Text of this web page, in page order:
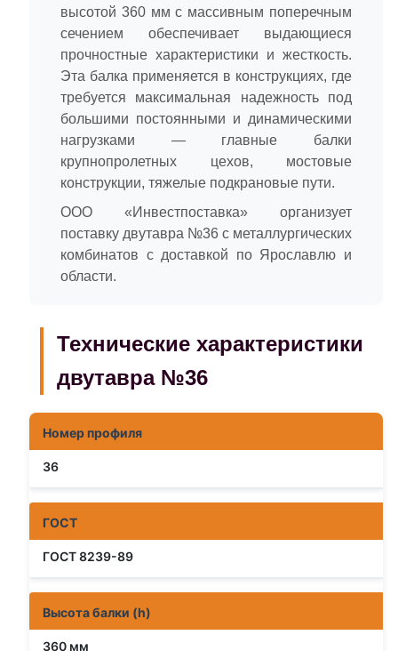
высотой 360 мм с массивным поперечным
сечением обеспечивает выдающиеся
прочностные характеристики и жесткость.
Эта балка применяется в конструкциях, где
требуется максимальная надежность под
большими постоянными и динамическими
нагрузками — главные балки
крупнопролетных цехов, мостовые
конструкции, тяжелые подкрановые пути.
ООО «Инвестпоставка» организует
поставку двутавра №36 с металлургических
комбинатов с доставкой по Ярославлю и
области.
Технические характеристики
двутавра №36
Номер профиля
36
ГОСТ
ГОСТ 8239-89
Высота балки (h)
360 мм